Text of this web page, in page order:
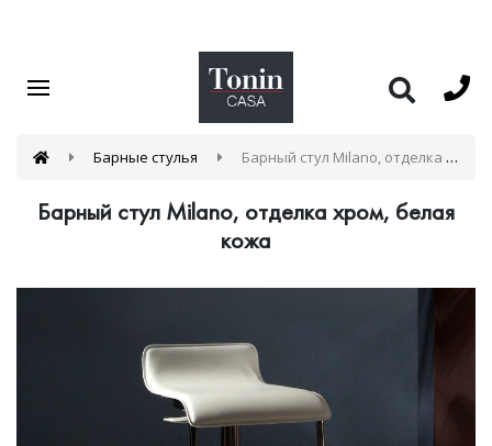
Барные стулья Барный стул Milano, отделка хром, белая кожа
Барный стул Milano, отделка хром, белая
кожа